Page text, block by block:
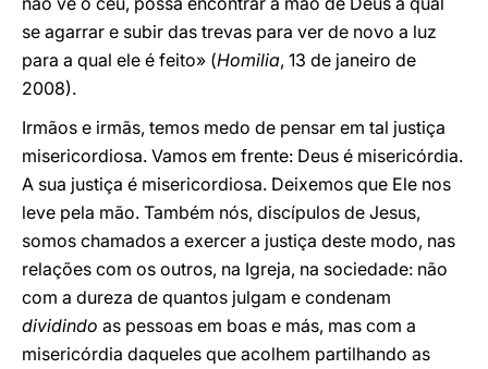
se agarrar e subir das trevas para ver de novo a luz
para a qual ele é feito» (Homilia, 13 de janeiro de
2008).
Irmãos e irmãs, temos medo de pensar em tal justiça
misericordiosa. Vamos em frente: Deus é misericórdia.
A sua justiça é misericordiosa. Deixemos que Ele nos
leve pela mão. Também nós, discípulos de Jesus,
somos chamados a exercer a justiça deste modo, nas
relações com os outros, na Igreja, na sociedade: não
com a dureza de quantos julgam e condenam
dividindo as pessoas em boas e más, mas com a
misericórdia daqueles que acolhem partilhando as